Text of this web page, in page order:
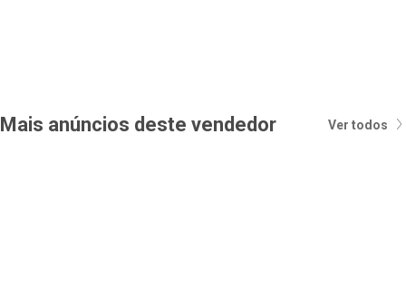
Mais anúncios deste vendedor Ver todos